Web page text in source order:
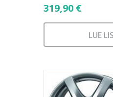
319,90 €
LUE